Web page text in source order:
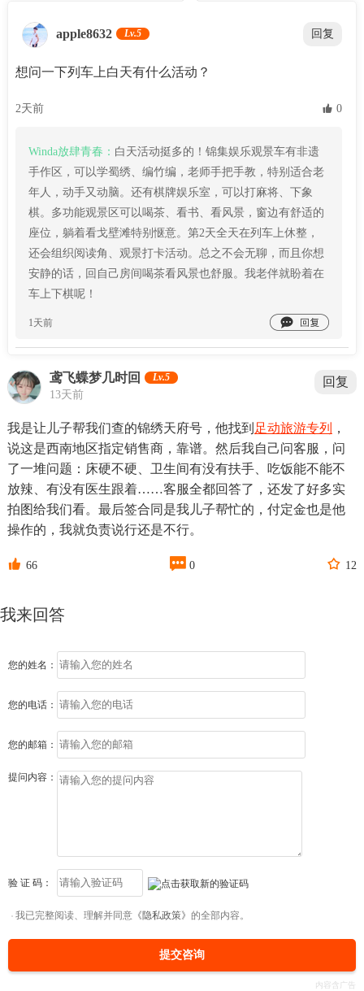
apple8632 Lv.5 回复
想问一下列车上白天有什么活动？
2天前  0
Winda放肆青春： 白天活动挺多的！锦集娱乐观景车有非遗
手作区，可以学蜀绣、编竹编，老师手把手教，特别适合老
年人，动手又动脑。还有棋牌娱乐室，可以打麻将、下象
棋。多功能观景区可以喝茶、看书、看风景，窗边有舒适的
座位，躺着看戈壁滩特别惬意。第2天全天在列车上休整，
还会组织阅读角、观景打卡活动。总之不会无聊，而且你想
安静的话，回自己房间喝茶看风景也舒服。我老伴就盼着在
车上下棋呢！
1天前 
鸢飞蝶梦几时回 Lv.5
13天前
回复
我是让儿子帮我们查的锦绣天府号，他找到 足动旅游专列
，
说这是西南地区指定销售商，靠谱。然后我自己问客服，问
了一堆问题：床硬不硬、卫生间有没有扶手、吃饭能不能不
放辣、有没有医生跟着……客服全都回答了，还发了好多实
拍图给我们看。最后签合同是我儿子帮忙的，付定金也是他
操作的，我就负责说行还是不行。
 66  0  12
我来回答
您的姓名：
您的电话：
您的邮箱：
提问内容：
验 证 码：
我已完整阅读、理解并同意 《隐私政策》 的全部内容。
提交咨询